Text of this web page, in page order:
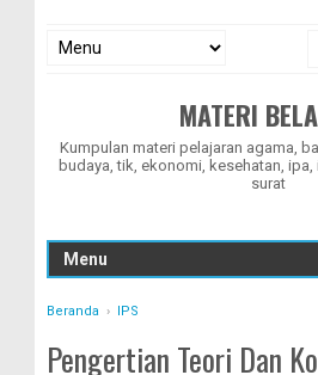
MATERI
Kumpulan materi pelajaran agama,
budaya, tik, ekonomi, kesehatan,
surat
Beranda › IPS
Pengertian Teori Dan